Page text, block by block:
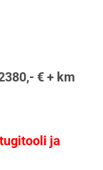
€ + km
ja